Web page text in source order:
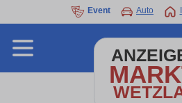
Event Auto